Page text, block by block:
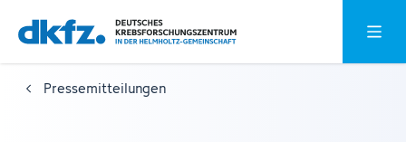
Zum
Hauptinhalt
springen
Zur
Fußzeile
springen
Pressemitteilungen